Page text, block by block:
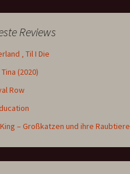
Reviews
‚ Til I Die
(2020)
Row
– Großkatzen und ihre Raubtiere